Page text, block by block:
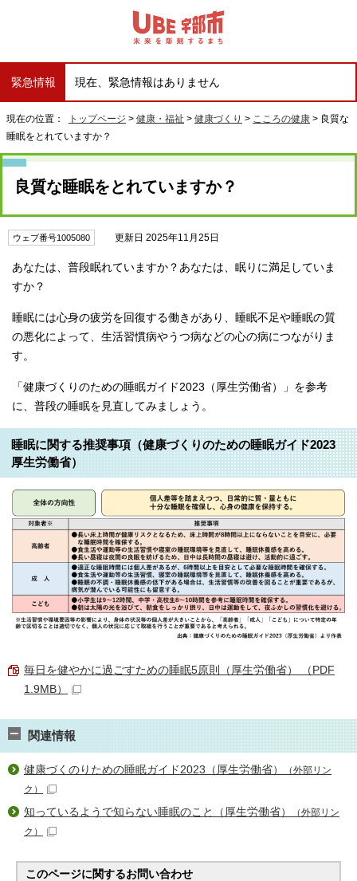
緊急情報 現在、緊急情報はありません
現在の位置： トップページ > 健康・福祉 > 健康づくり > こころの健康 > 良質な
睡眠をとれていますか？
良質な睡眠をとれていますか？
ウェブ番号1005080 更新日 2025年11月25日
あなたは、普段眠れていますか？あなたは、眠りに満足していま
すか？
睡眠には心身の疲労を回復する働きがあり、睡眠不足や睡眠の質
の悪化によって、生活習慣病やうつ病などの心の病につながりま
す。
「健康づくりのための睡眠ガイド2023（厚生労働省）」を参考
に、普段の睡眠を見直してみましょう。
睡眠に関する推奨事項（健康づくりのための睡眠ガイド2023
厚生労働省）
毎日を健やかに過ごすための睡眠5原則（厚生労働省） （PDF
1.9MB）
関連情報
健康づくのりための睡眠ガイド2023（厚生労働省）
（外部リン
ク）
知っているようで知らない睡眠のこと（厚生労働省）
（外部リン
ク）
このページに関するお問い合わせ